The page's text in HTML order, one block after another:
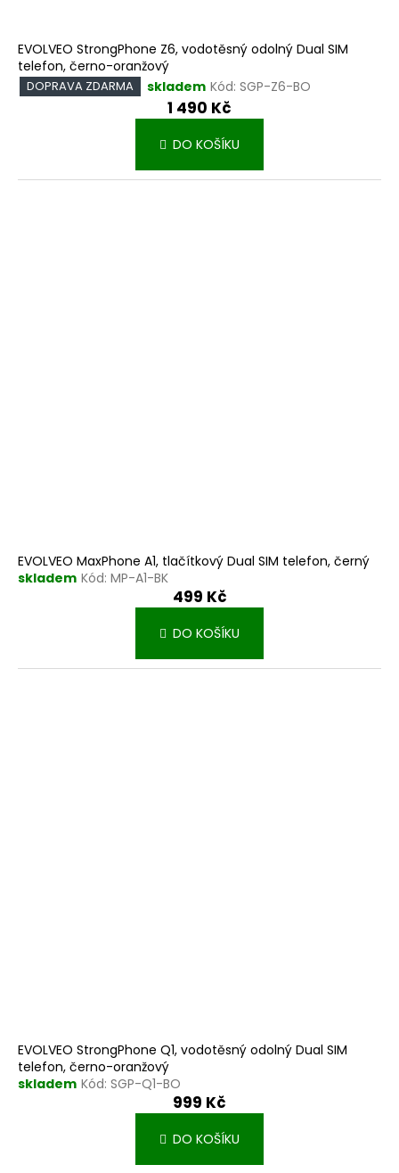
EVOLVEO StrongPhone Z6, vodotěsný odolný Dual SIM
telefon, černo-oranžový
DOPRAVA ZDARMA skladem Kód: SGP-Z6-BO
1 490 Kč
DO KOŠÍKU
EVOLVEO MaxPhone A1, tlačítkový Dual SIM telefon, černý
skladem Kód: MP-A1-BK
499 Kč
DO KOŠÍKU
EVOLVEO StrongPhone Q1, vodotěsný odolný Dual SIM
telefon, černo-oranžový
skladem Kód: SGP-Q1-BO
999 Kč
DO KOŠÍKU